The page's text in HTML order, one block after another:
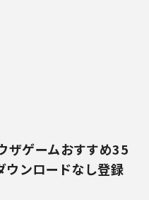
ザゲームおすすめ35
ウンロードなし登録